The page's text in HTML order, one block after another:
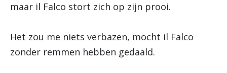
maar il Falco stort zich op zijn prooi.
Het zou me niets verbazen, mocht il Falco
zonder remmen hebben gedaald.